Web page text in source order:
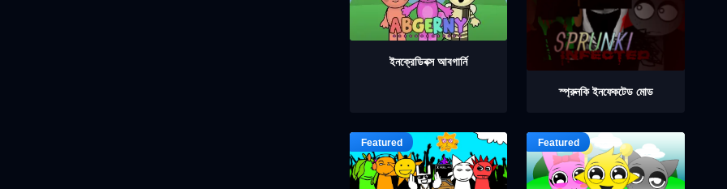
ইনক্রেডিবক্স আবগার্নি
স্প্রুনকি ইনফেকটেড মোড